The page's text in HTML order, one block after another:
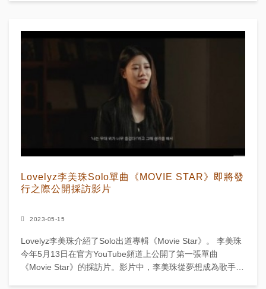
Lovelyz李美珠Solo單曲《MOVIE STAR》即將發
行之際公開採訪影片
2023-05-15
Lovelyz李美珠介紹了Solo出道專輯《Movie Star》。 李美珠
今年5月13日在官方YouTube頻道上公開了第一張單曲
《Movie Star》的採訪片。影片中，李美珠從夢想成為歌手的